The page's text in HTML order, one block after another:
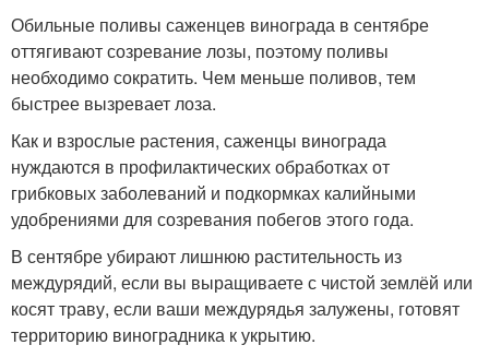
Обильные поливы саженцев винограда в сентябре
оттягивают созревание лозы, поэтому поливы
необходимо сократить. Чем меньше поливов, тем
быстрее вызревает лоза.
Как и взрослые растения, саженцы винограда
нуждаются в профилактических обработках от
грибковых заболеваний и подкормках калийными
удобрениями для созревания побегов этого года.
В сентябре убирают лишнюю растительность из
междурядий, если вы выращиваете с чистой землёй или
косят траву, если ваши междурядья залужены, готовят
территорию виноградника к укрытию.